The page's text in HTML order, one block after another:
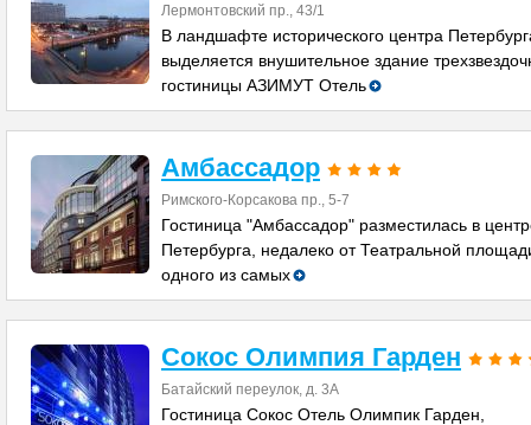
Лермонтовский пр., 43/1
В ландшафте исторического центра
выделяется внушительное здание
гостиницы АЗИМУТ Отель
Амбассадор
Римского-Корсакова пр., 5-7
Гостиница "Амбассадор" разместилась в
Петербурга, недалеко от Театральной
одного из самых
Сокос Олимпия Гарден
Батайский переулок, д. 3А
Гостиница Сокос Отель Олимпик Гарден,